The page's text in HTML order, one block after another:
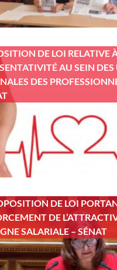
DE LOI RELATIVE
AU SEIN
DES
DE LOI
DE
SALARIALE – SÉNAT